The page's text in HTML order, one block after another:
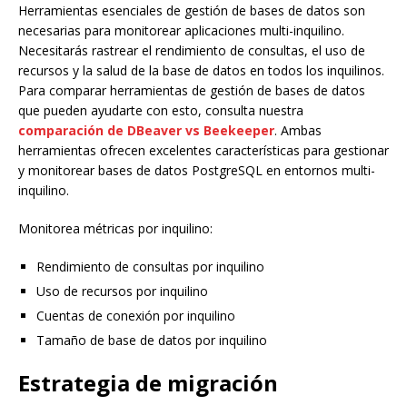
Herramientas esenciales de gestión de bases de datos son
necesarias para monitorear aplicaciones multi-inquilino.
Necesitarás rastrear el rendimiento de consultas, el uso de
recursos y la salud de la base de datos en todos los inquilinos.
Para comparar herramientas de gestión de bases de datos
que pueden ayudarte con esto, consulta nuestra
comparación de DBeaver vs Beekeeper. Ambas
herramientas ofrecen excelentes características para gestionar
y monitorear bases de datos PostgreSQL en entornos multi-
inquilino.
Monitorea métricas por inquilino:
Rendimiento de consultas por inquilino
Uso de recursos por inquilino
Cuentas de conexión por inquilino
Tamaño de base de datos por inquilino
Estrategia de migración